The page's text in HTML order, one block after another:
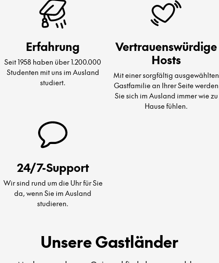
Erfahrung
Seit 1958 haben über 1.200.000
Studenten mit uns im Ausland
studiert.
Vertrauenswürdige
Hosts
Mit einer sorgfältig ausgewählten
Gastfamilie an Ihrer Seite werden
Sie sich im Ausland immer wie zu
Hause fühlen.
24/7-Support
Wir sind rund um die Uhr für Sie
da, wenn Sie im Ausland
studieren.
Unsere Gastländer